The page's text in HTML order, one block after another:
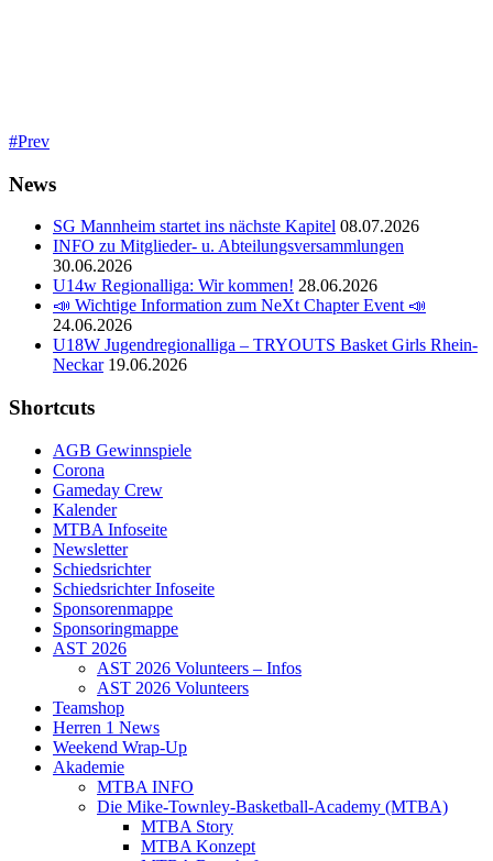
Prev
News
SG Mannheim startet ins nächste Kapitel 08.07.2026
INFO zu Mitglieder- u. Abteilungsversammlungen
30.06.2026
U14w Regionalliga: Wir kommen! 28.06.2026
📣 Wichtige Information zum NeXt Chapter Event 📣
24.06.2026
U18W Jugendregionalliga – TRYOUTS Basket Girls Rhein-
Neckar 19.06.2026
Shortcuts
AGB Gewinnspiele
Corona
Gameday Crew
Kalender
MTBA Infoseite
Newsletter
Schiedsrichter
Schiedsrichter Infoseite
Sponsorenmappe
Sponsoringmappe
AST 2026
AST 2026 Volunteers – Infos
AST 2026 Volunteers
Teamshop
Herren 1 News
Weekend Wrap-Up
Akademie
MTBA INFO
Die Mike-Townley-Basketball-Academy (MTBA)
MTBA Story
MTBA Konzept